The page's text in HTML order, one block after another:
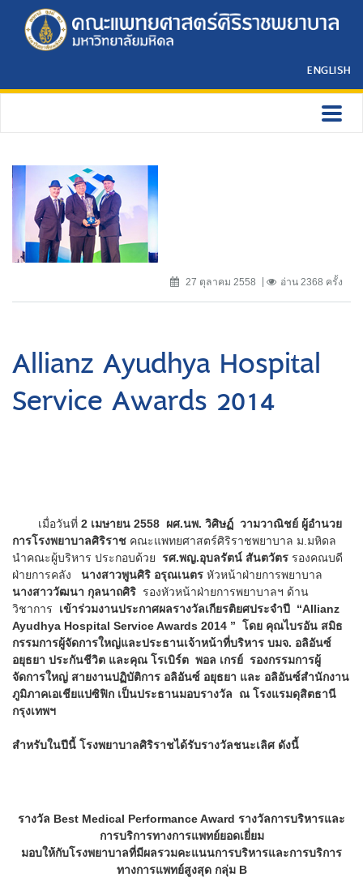
ENGLISH
27 ตุลาคม 2558 อ่าน 2368 ครั้ง
Allianz Ayudhya Hospital
Service Awards 2014
เมื่อวันที่ 2 เมษายน 2558 ผศ.นพ. วิศิษฏ์ วามวาณิชย์ ผู้อำนวย
การโรงพยาบาลศิริราช คณะแพทยศาสตร์ศิริราชพยาบาล ม.มหิดล
นำคณะผู้บริหาร ประกอบด้วย รศ.พญ.อุบลรัตน์ สันตวัตร รองคณบดี
ฝ่ายการคลัง นางสาวพูนศิริ อรุณเนตร หัวหน้าฝ่ายการพยาบาล
นางสาววัฒนา กุลนาถศิริ รองหัวหน้าฝ่ายการพยาบาลฯ ด้าน
วิชาการ เข้าร่วมงานประกาศผลรางวัลเกียรติยศประจำปี “Allianz
Ayudhya Hospital Service Awards 2014 ” โดย คุณไบรอัน สมิธ
กรรมการผู้จัดการใหญ่และประธานเจ้าหน้าที่บริหาร บมจ. อลิอันซ์
อยุธยา ประกันชีวิต และคุณ โรเบิร์ต พอล เกรย์ รองกรรมการผู้
จัดการใหญ่ สายงานปฏิบัติการ อลิอันซ์ อยุธยา และ อลิอันซ์สำนักงาน
ภูมิภาคเอเชียแปซิฟิก เป็นประธานมอบรางวัล ณ โรงแรมดุสิตธานี
กรุงเทพฯ
สำหรับในปีนี้ โรงพยาบาลศิริราชได้รับรางวัลชนะเลิศ ดังนี้
รางวัล Best Medical Performance Award รางวัลการบริหารและ
การบริการทางการแพทย์ยอดเยี่ยม
มอบให้กับโรงพยาบาลที่มีผลรวมคะแนนการบริหารและการบริการ
ทางการแพทย์สูงสุด กลุ่ม B